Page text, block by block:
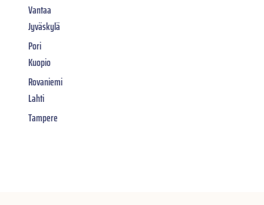
Vantaa
Jyväskylä
Pori
Kuopio
Rovaniemi
Lahti
Tampere